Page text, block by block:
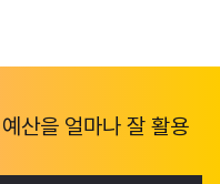
산을 얼마나 잘 활용